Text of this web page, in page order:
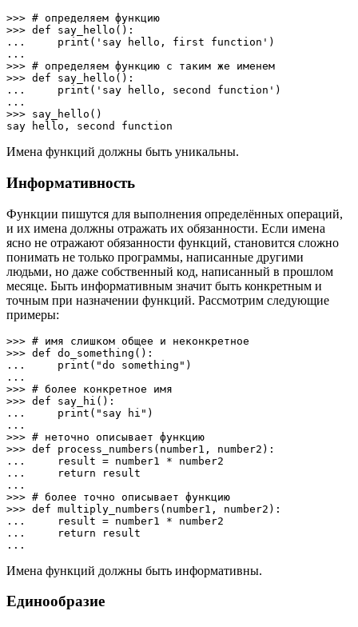
>>> # определяем функцию
>>> def say_hello():
...     print('say hello, first function')
...
>>> # определяем функцию с таким же именем
>>> def say_hello():
...     print('say hello, second function')
...
>>> say_hello()
say hello, second function
Имена функций должны быть уникальны.
Информативность
Функции пишутся для выполнения определённых операций,
и их имена должны отражать их обязанности. Если имена
ясно не отражают обязанности функций, становится сложно
понимать не только программы, написанные другими
людьми, но даже собственный код, написанный в прошлом
месяце. Быть информативным значит быть конкретным и
точным при назначении функций. Рассмотрим следующие
примеры:
>>> # имя слишком общее и неконкретное
>>> def do_something():
...     print("do something")
...
>>> # более конкретное имя
>>> def say_hi():
...     print("say hi")
...
>>> # неточно описывает функцию
>>> def process_numbers(number1, number2):
...     result = number1 * number2
...     return result
...
>>> # более точно описывает функцию
>>> def multiply_numbers(number1, number2):
...     result = number1 * number2
...     return result
...
Имена функций должны быть информативны.
Единообразие